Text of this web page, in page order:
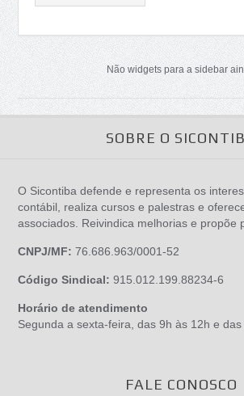
Não widgets para a sidebar
SOBRE O
O Sicontiba defende e representa os
contábil, realiza cursos e palestras e
associados. Reivindica melhorias e propõe
CNPJ/MF: 76.686.963/0001-52
Código Sindical: 915.012.199.88234-6
Horário de atendimento
Segunda a sexta-feira, das 9h às 12h e
FALE CONOSCO